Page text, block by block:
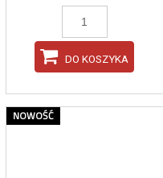
DO KOSZYKA
NOWOŚĆ